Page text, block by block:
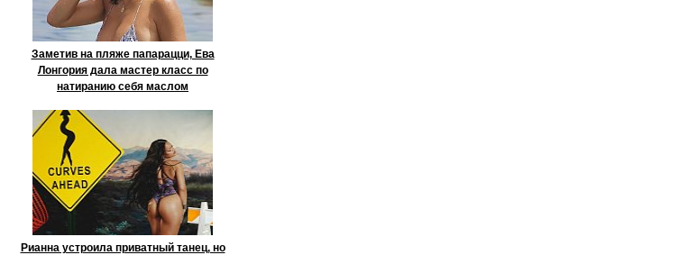
Заметив на пляже папарацци, Ева
Лонгория дала мастер класс по
натиранию себя маслом
Рианна устроила приватный танец, но